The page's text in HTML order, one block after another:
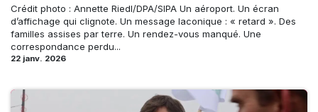
Crédit photo : Annette Riedl/DPA/SIPA Un aéroport. Un écran
d’affichage qui clignote. Un message laconique : « retard ». Des
familles assises par terre. Un rendez-vous manqué. Une
correspondance perdu...
22 janv. 2026